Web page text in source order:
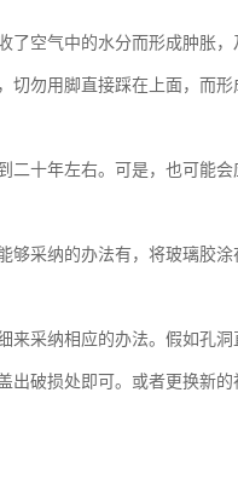
了空气中的水分而形成肿胀，
切勿用脚直接踩在上面，而形
二十年左右。可是，也可能会
够采纳的办法有，将玻璃胶涂
来采纳相应的办法。假如孔洞
出破损处即可。或者更换新的